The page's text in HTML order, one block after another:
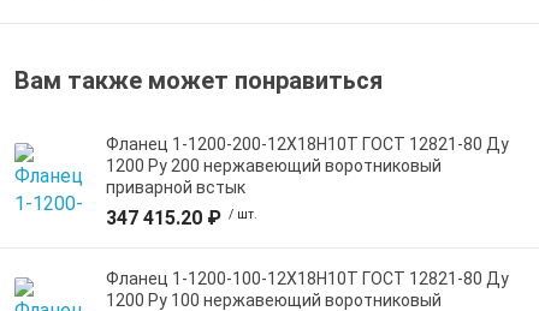
Вам также может понравиться
Фланец 1-1200-200-12Х18Н10Т ГОСТ 12821-80 Ду
1200 Ру 200 нержавеющий воротниковый
приварной встык
347 415.20 ₽ / шт.
Фланец 1-1200-100-12Х18Н10Т ГОСТ 12821-80 Ду
1200 Ру 100 нержавеющий воротниковый